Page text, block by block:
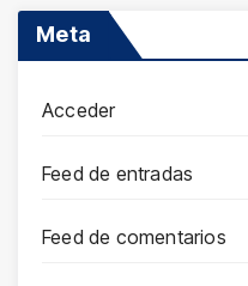
Meta
Acceder
Feed de entradas
Feed de comentarios